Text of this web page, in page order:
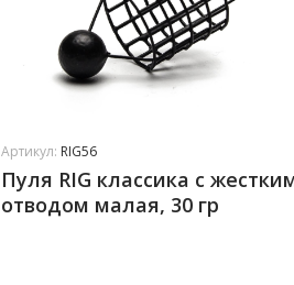
Артикул: RIG56
Пуля RIG классика с
отводом малая, 30 гр